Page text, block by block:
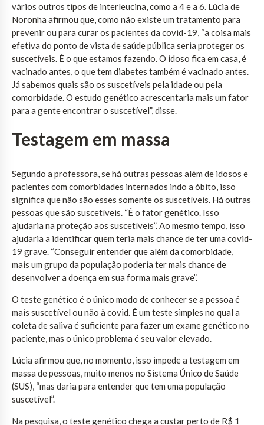
vários outros tipos de interleucina, como a 4 e a 6. Lúcia de
Noronha afirmou que, como não existe um tratamento para
prevenir ou para curar os pacientes da covid-19, “a coisa mais
efetiva do ponto de vista de saúde pública seria proteger os
suscetíveis. É o que estamos fazendo. O idoso fica em casa, é
vacinado antes, o que tem diabetes também é vacinado antes.
Já sabemos quais são os suscetíveis pela idade ou pela
comorbidade. O estudo genético acrescentaria mais um fator
para a gente encontrar o suscetível”, disse.
Testagem em massa
Segundo a professora, se há outras pessoas além de idosos e
pacientes com comorbidades internados indo a óbito, isso
significa que não são esses somente os suscetíveis. Há outras
pessoas que são suscetíveis. “É o fator genético. Isso
ajudaria na proteção aos suscetíveis”. Ao mesmo tempo, isso
ajudaria a identificar quem teria mais chance de ter uma covid-
19 grave. “Conseguir entender que além da comorbidade,
mais um grupo da população poderia ter mais chance de
desenvolver a doença em sua forma mais grave”.
O teste genético é o único modo de conhecer se a pessoa é
mais suscetível ou não à covid. É um teste simples no qual a
coleta de saliva é suficiente para fazer um exame genético no
paciente, mas o único problema é seu valor elevado.
Lúcia afirmou que, no momento, isso impede a testagem em
massa de pessoas, muito menos no Sistema Único de Saúde
(SUS), “mas daria para entender que tem uma população
suscetível”.
Na pesquisa, o teste genético chega a custar perto de R$ 1